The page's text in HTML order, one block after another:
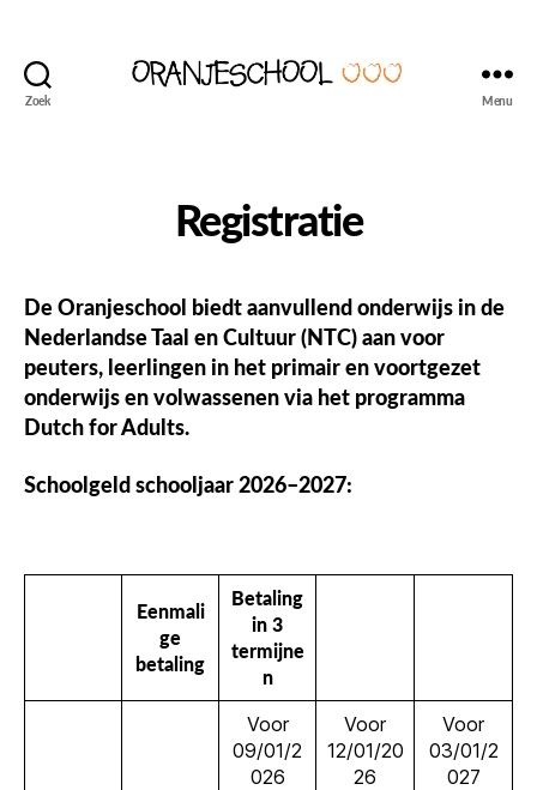
Zoek
and
Culture
Menu
Registratie
De Oranjeschool biedt aanvullend onderwijs in de
Nederlandse Taal en Cultuur (NTC) aan voor
peuters, leerlingen in het primair en voortgezet
onderwijs en volwassenen via het programma
Dutch for Adults.
Schoolgeld schooljaar 2026–2027:
Eenmali
ge
betaling
Betaling
in 3
termijne
n
Voor
09/01/2
026
Voor
12/01/20
26
Voor
03/01/2
027